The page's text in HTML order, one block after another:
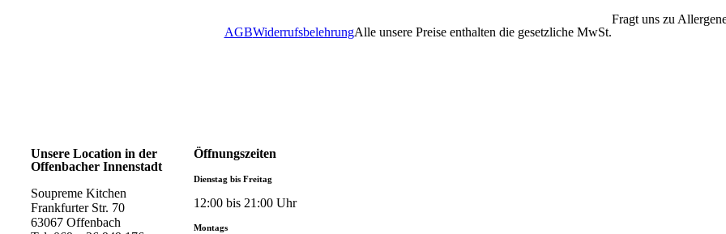
AGBWiderrufsbelehrungAlle unsere Preise enthalten die gesetzliche MwSt.
Fragt uns zu
Unsere Location in der
Offenbacher Innenstadt
Soupreme Kitchen
Frankfurter Str. 70
63067 Offenbach
Öffnungszeiten
Dienstag bis Freitag
12:00 bis 21:00 Uhr
Montags